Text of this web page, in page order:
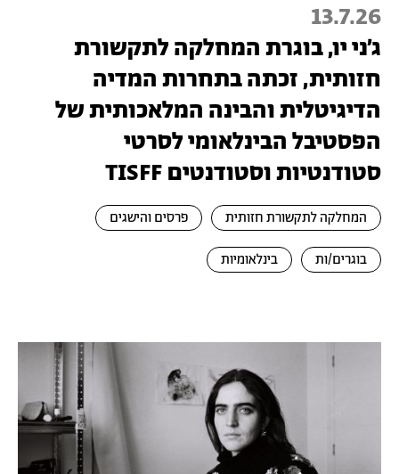
13.7.26
ג׳ני יו, בוגרת המחלקה לתקשורת
חזותית, זכתה בתחרות המדיה
הדיגיטלית והבינה המלאכותית של
הפסטיבל הבינלאומי לסרטי
סטודנטיות וסטודנטים TISFF
המחלקה לתקשורת חזותית פרסים והישגים
בוגרים/ות בינלאומיות